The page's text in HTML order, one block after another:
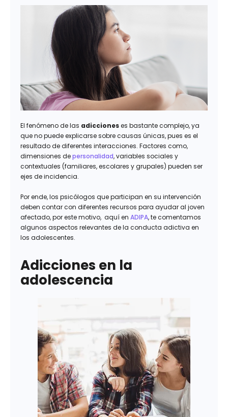
El fenómeno de las adiccioneses bastante complejo, ya
que no puede explicarse sobre causas únicas, pues es el
resultado de diferentes interacciones. Factores como,
dimensiones depersonalidad, variables sociales y
contextuales (familiares, escolares y grupales) pueden ser
ejes de incidencia.
Por ende, los psicólogos que participan en su intervención
deben contar con diferentes recursos para ayudar al joven
afectado, por este motivo, aquí en ADIPA, te comentamos
algunos aspectos relevantes de la conducta adictiva en
los adolescentes.
Adicciones en la
adolescencia